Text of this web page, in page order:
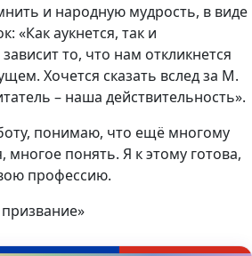
и народную мудрость, в виде
«Как аукнется, так и
то, что нам откликнется
Хочется сказать вслед за М.
– наша действительность».
понимаю, что ещё многому
многое понять. Я к этому готова,
профессию.